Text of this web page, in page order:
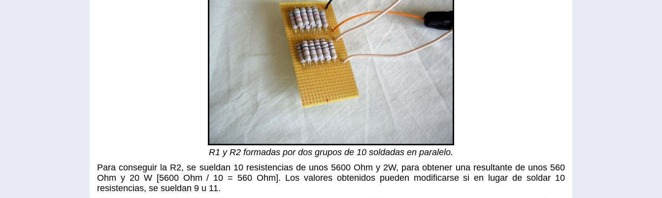
R1 y R2 formadas por dos grupos de 10 soldadas en paralelo.
Para conseguir la R2, se sueldan 10 resistencias de unos 5600 Ohm y 2W, para obtener una resultante de unos 560
Ohm y 20 W [5600 Ohm / 10 = 560 Ohm]. Los valores obtenidos pueden modificarse si en lugar de soldar 10
resistencias, se sueldan 9 u 11.